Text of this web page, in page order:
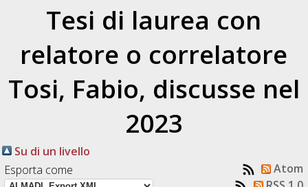
Tesi di laurea con
relatore o correlatore
Tosi, Fabio, discusse nel
2023
Su di un livello
Esporta come
Atom